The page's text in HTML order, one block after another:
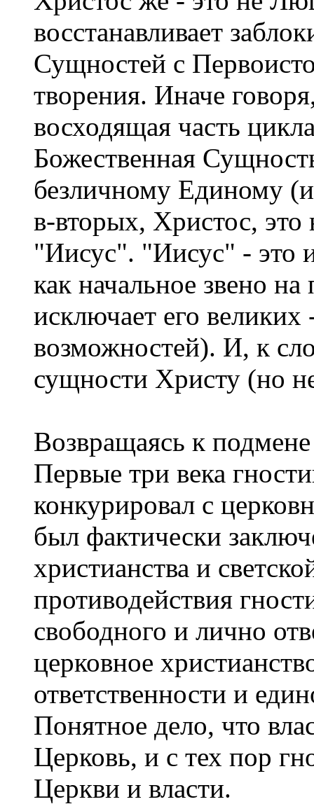
восстанавливает
Сущностей с
творения. Иначе
восходящая часть
Божественная
безличному Единому
в-вторых, Христос,
"Иисус". "Иисус" - это
как начальное звено
исключает его
возможностей). И, к
сущности Христу (но
Возвращаясь к
Первые три века
конкурировал с
был фактически
христианства и
противодействия
свободного и лично
церковное
ответственности и
Понятное дело, что
Церковь, и с тех пор
Церкви и власти.